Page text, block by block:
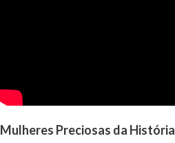
Mulheres Preciosas da História